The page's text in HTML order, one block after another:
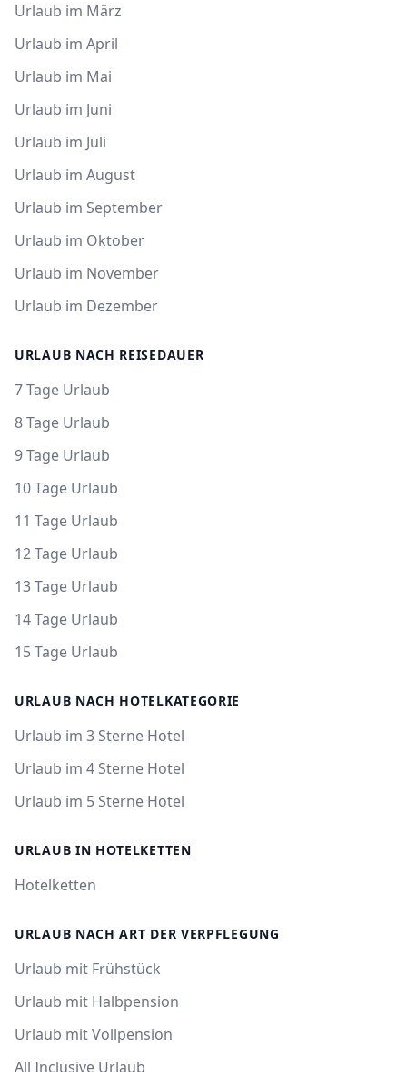
Urlaub im März
Urlaub im April
Urlaub im Mai
Urlaub im Juni
Urlaub im Juli
Urlaub im August
Urlaub im September
Urlaub im Oktober
Urlaub im November
Urlaub im Dezember
URLAUB NACH REISEDAUER
7 Tage Urlaub
8 Tage Urlaub
9 Tage Urlaub
10 Tage Urlaub
11 Tage Urlaub
12 Tage Urlaub
13 Tage Urlaub
14 Tage Urlaub
15 Tage Urlaub
URLAUB NACH HOTELKATEGORIE
Urlaub im 3 Sterne Hotel
Urlaub im 4 Sterne Hotel
Urlaub im 5 Sterne Hotel
URLAUB IN HOTELKETTEN
Hotelketten
URLAUB NACH ART DER VERPFLEGUNG
Urlaub mit Frühstück
Urlaub mit Halbpension
Urlaub mit Vollpension
All Inclusive Urlaub